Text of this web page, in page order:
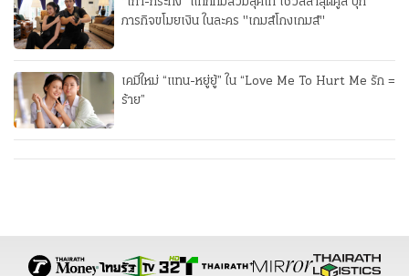
ภารกิจขโมยเงิน ในละคร "เกมส์โกงเกมส์"
เคมีใหม่ “แทน-หยู่ยู้” ใน “Love Me To Hurt Me รัก =
ร้าย”